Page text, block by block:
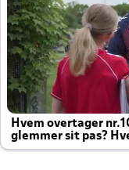
Hvem overtager
glemmer sit pas?
altid til efter